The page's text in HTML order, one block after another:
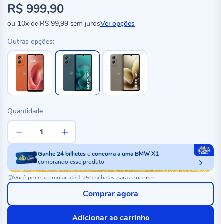
Preço
especial
R$ 999,90
ou 10x de R$ 99,99 sem jurosVer opções
Outras opções:
Quantidade
Ganhe24bilheteseconcorra a uma BMW X1
comprando esse produto
Você pode acumular até 1.250 bilhetes para concorrer
Adicionar ao carrinho
Comprar agora